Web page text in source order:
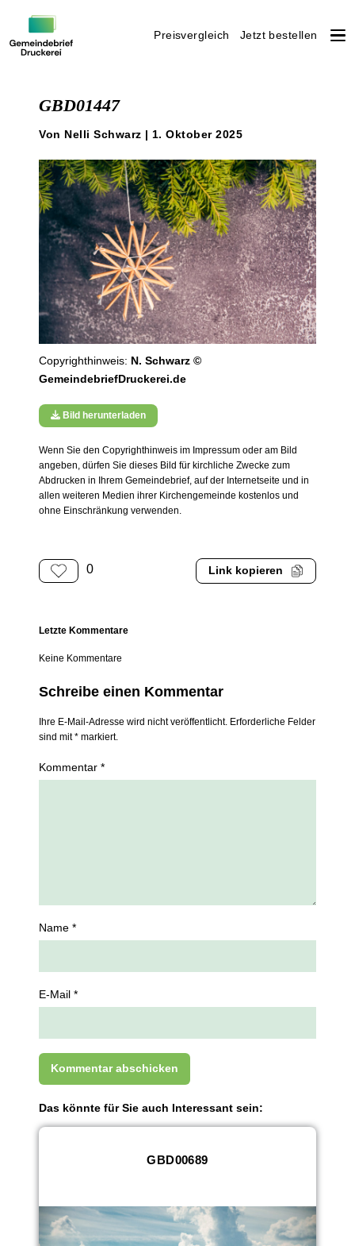
Preisvergleich Jetzt bestellen
GBD01447
Von Nelli Schwarz | 1. Oktober 2025
Copyrighthinweis: N. Schwarz ©
GemeindebriefDruckerei.de
Bild herunterladen
Wenn Sie den Copyrighthinweis im Impressum oder am Bild
angeben, dürfen Sie dieses Bild für kirchliche Zwecke zum
Abdrucken in Ihrem Gemeindebrief, auf der Internetseite und in
allen weiteren Medien ihrer Kirchengemeinde kostenlos und
ohne Einschränkung verwenden.
0 Link kopieren
Letzte Kommentare
Keine Kommentare
Schreibe einen Kommentar
Ihre E-Mail-Adresse wird nicht veröffentlicht. Erforderliche Felder
sind mit * markiert.
Kommentar *
Name *
E-Mail *
Das könnte für Sie auch Interessant sein:
GBD00689